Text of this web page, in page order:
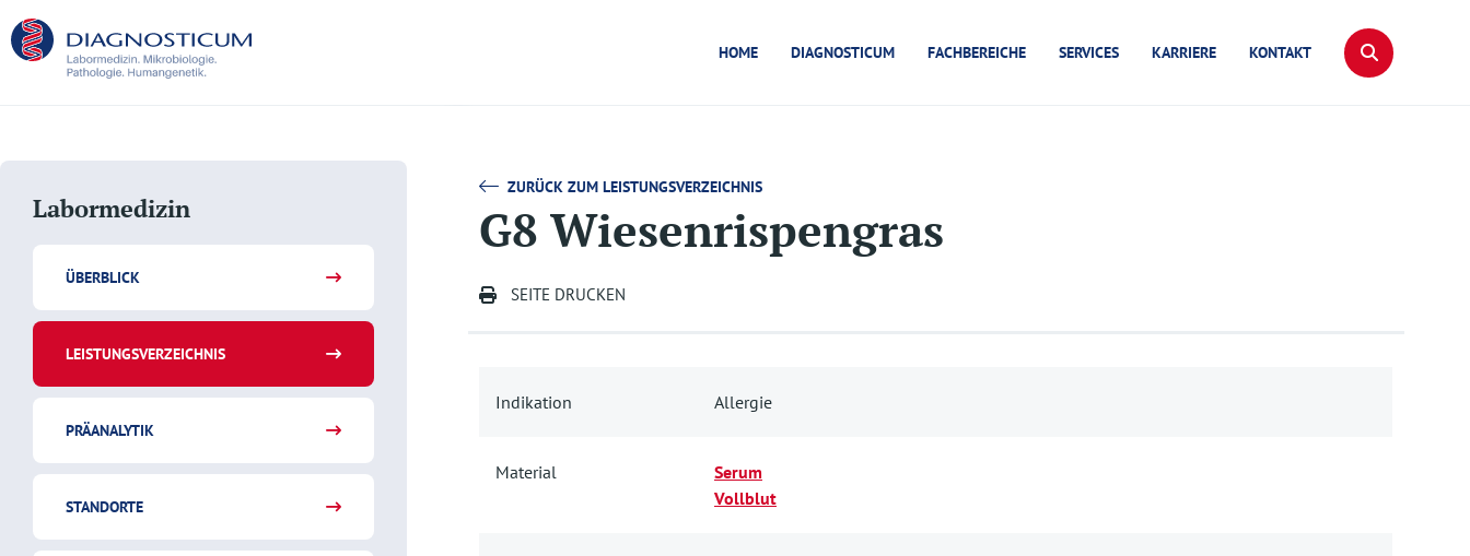
HOME DIAGNOSTICUM FACHBEREICHE SERVICES KARRIERE KONTAKT
Labormedizin
ÜBERBLICK
LEISTUNGSVERZEICHNIS
PRÄANALYTIK
STANDORTE
ZURÜCK ZUM LEISTUNGSVERZEICHNIS
G8 Wiesenrispengras
SEITE DRUCKEN
Indikation Allergie
Material
Serum
Vollblut